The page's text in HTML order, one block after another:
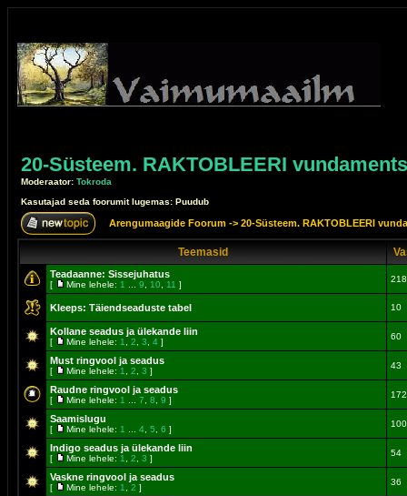
20-Süsteem. RAKTOBLEERI
Moderaator: Tokroda
Kasutajad seda foorumit lugemas: Puudub
Arengumaagide Foorum -> 20-Süsteem. RAKTOBLEERI
Teemasid
Teadaanne: Sissejuhatus
[ Mine lehele: 1 9 10 11 ]
218
Kleeps: Täiendseaduste tabel 10
Kollane seadus ja ülekande liin
[ Mine lehele: 1 2 3 4 ]
60
Must ringvool ja seadus
[ Mine lehele: 1 2 3 ]
43
Raudne ringvool ja seadus
[ Mine lehele: 1 7 8 9 ]
172
Saamislugu
[ Mine lehele: 1 4 5 6 ]
100
Indigo seadus ja ülekande liin
[ Mine lehele: 1 2 3 ]
54
Vaskne ringvool ja seadus
[ Mine lehele: 1 2 ]
36